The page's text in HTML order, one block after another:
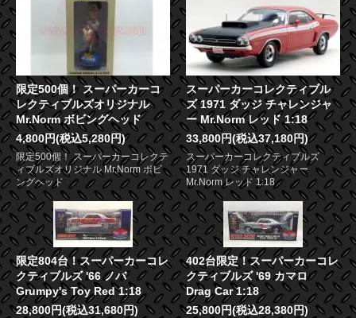
限定500個！ スーパーカーコ
レクティブルズオリジナル
Mr.Norm ボビングヘッド
4,800円(税込5,280円)
限定500個！ スーパーカーコレクテ
ィブルズオリジナル Mr.Norm ボビ
ングヘッド
スーパーカーコレクティブル
ズ 1971 ダッジ チャレンジャ
ー Mr.Norm レッド 1:18
33,800円(税込37,180円)
スーパーカーコレクティブルズ
1971 ダッジ チャレンジャー
Mr.Norm レッド 1:18
限定804台！スーパーカーコレ
クティブルズ '66 ノバ
Grumpy's Toy Red 1:18
28,800円(税込31,680円)
402台限定！スーパーカーコレ
クティブルズ '69 カマロ
Drag Car 1:18
25,800円(税込28,380円)